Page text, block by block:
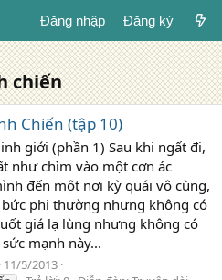
Đăng nhập Đăng ký
chiến
Chiến (tập 10)
giới (phần 1) Sau khi ngất đi,
như chìm vào một cơn ác
đến một nơi kỳ quái vô cùng,
phi thường nhưng không có
giá lạ lùng nhưng không có
mạnh này...
11/5/2013